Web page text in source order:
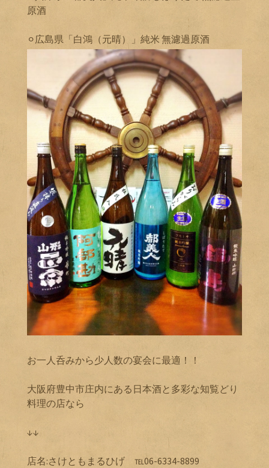
原酒
⚪︎広島県「白鴻（元晴）」純米 無濾過原酒
お一人呑みから少人数の宴会に最適！！
大阪府豊中市庄内にある日本酒と多彩な知覧どり
料理の店なら
↓↓
店名:さけともまるひげ ℡06-6334-8899